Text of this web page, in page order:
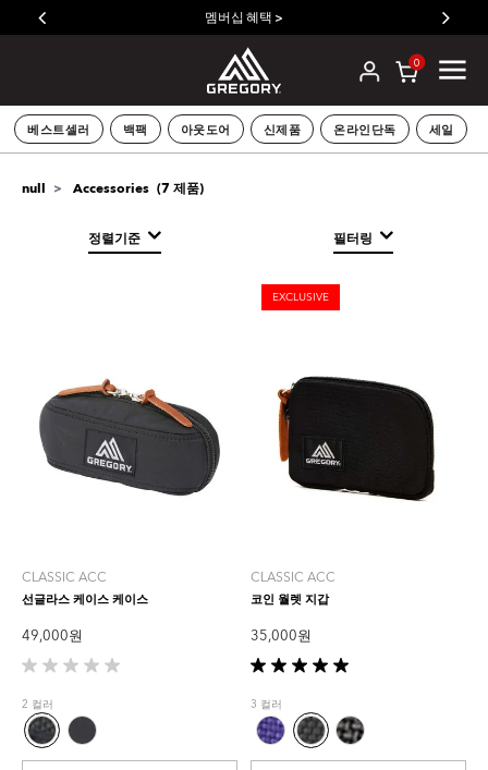
멤버십 혜택 >
0
베스트셀러 백팩 아웃도어 신제품 온라인단독 세일
null Accessories (7 제품)
정렬기준 필터링
CLASSIC ACC
선글라스 케이스 케이스
49,000 원
별
5
개
중
0.0
2 컬러
EXCLUSIVE
CLASSIC ACC
코인 월렛 지갑
35,000 원
별
5
개
중
5.0
3 컬러